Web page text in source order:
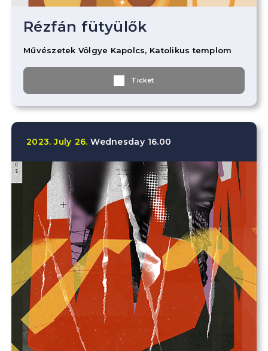
Rézfán fütyülők
Művészetek Völgye Kapolcs, Katolikus templom
Ticket
2023. July 26. Wednesday 16.00